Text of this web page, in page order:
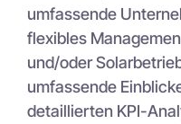
umfassende
flexibles
und/oder
umfassende
detaillierten KPI-